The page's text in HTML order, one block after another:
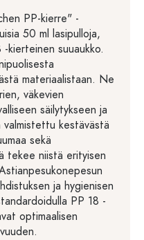
PP-kierre" -
50 ml lasipulloja,
kierteinen suuaukko.
materiaalistaan. Ne
väkevien
säilytykseen ja
kestävästä
sekä
tekee niistä erityisen
ja hygienisen
PP 18 -
optimaalisen